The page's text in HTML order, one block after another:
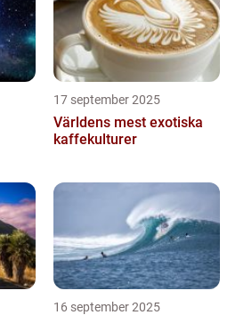
17 september 2025
Världens mest exotiska
kaffekulturer
16 september 2025